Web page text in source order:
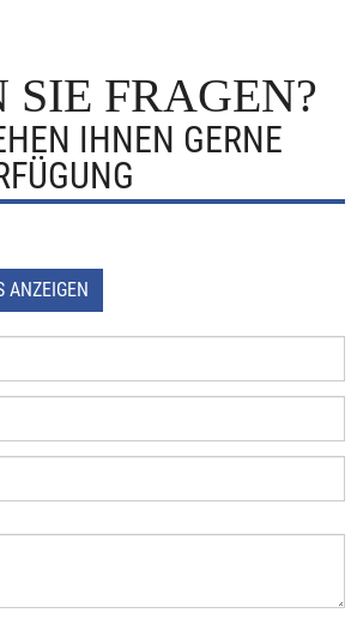
SIE FRAGEN?
IHNEN GERNE
ANZEIGEN